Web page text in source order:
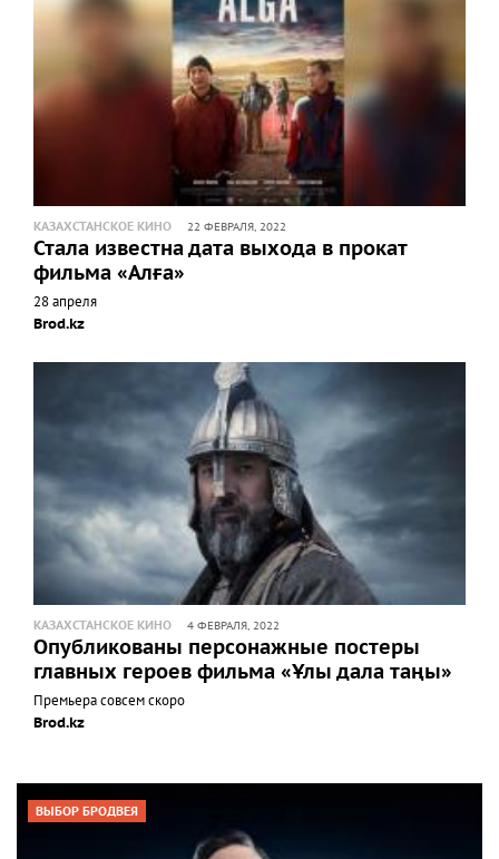
КАЗАХСТАНСКОЕ КИНО 22 ФЕВРАЛЯ, 2022
Стала известна дата выхода в прокат
фильма «Алға»
28 апреля
Brod.kz
КАЗАХСТАНСКОЕ КИНО 4 ФЕВРАЛЯ, 2022
Опубликованы персонажные постеры
главных героев фильма «Ұлы дала таңы»
Премьера совсем скоро
Brod.kz
ВЫБОР БРОДВЕЯ